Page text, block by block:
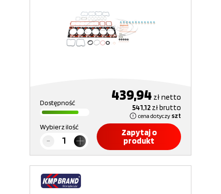
Dostępność 439,94 złnetto
541,12 złbrutto
cena dotyczy szt
Wybierz ilość
Zapytaj o
produkt